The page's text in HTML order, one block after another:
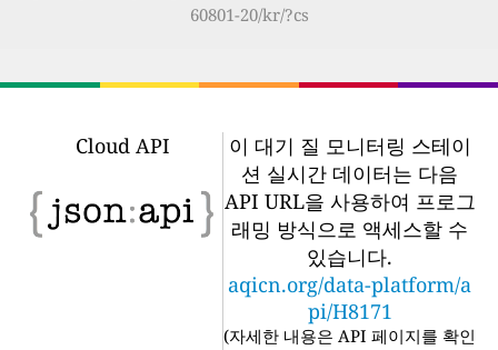
60801-20/kr/?cs
Cloud API
이 대기 질 모니터링 스테이
션 실시간 데이터는 다음
API URL을 사용하여 프로그
래밍 방식으로 액세스할 수
있습니다.
aqicn.org/data-platform/a
pi/H8171
(자세한 내용은 API 페이지를 확인